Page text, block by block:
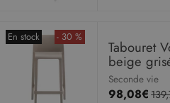
En stock - 30 %
Tabouret
beige
Seconde vie
98,08€